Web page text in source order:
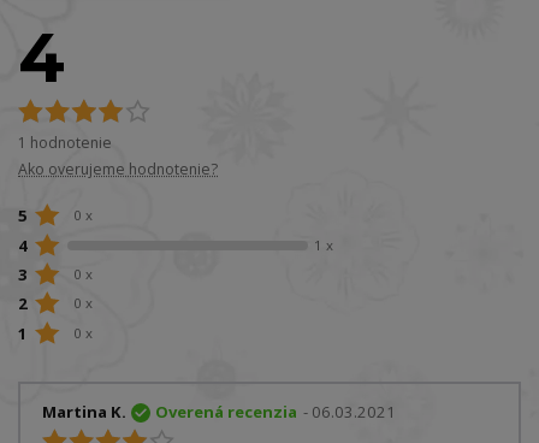
4
1 hodnotenie
Ako overujeme hodnotenie?
5 0 x
4 1 x
3 0 x
2 0 x
1 0 x
Martina K. Overená recenzia - 06.03.2021